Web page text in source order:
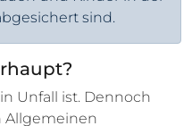
sind.
Unfall ist. Dennoch
Allgemeinen